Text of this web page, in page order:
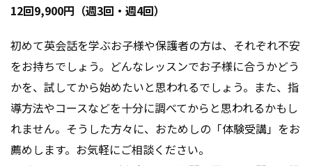
12回9,900円（週3回・週4回）
初めて英会話を学ぶお子様や保護者の方は、それぞれ不安
をお持ちでしょう。どんなレッスンでお子様に合うかどう
かを、試してから始めたいと思われるでしょう。また、指
導方法やコースなどを十分に調べてからと思われるかもし
れません。そうした方々に、おためしの「体験受講」をお
薦めします。お気軽にご相談ください。